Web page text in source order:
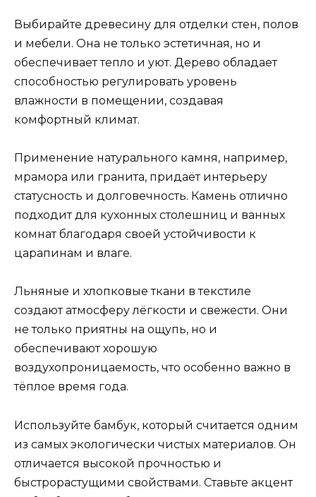
Выбирайте древесину для отделки стен, полов
и мебели. Она не только эстетичная, но и
обеспечивает тепло и уют. Дерево обладает
способностью регулировать уровень
влажности в помещении, создавая
комфортный климат.
Применение натурального камня, например,
мрамора или гранита, придаёт интерьеру
статусность и долговечность. Камень отлично
подходит для кухонных столешниц и ванных
комнат благодаря своей устойчивости к
царапинам и влаге.
Льняные и хлопковые ткани в текстиле
создают атмосферу лёгкости и свежести. Они
не только приятны на ощупь, но и
обеспечивают хорошую
воздухопроницаемость, что особенно важно в
тёплое время года.
Используйте бамбук, который считается одним
из самых экологически чистых материалов. Он
отличается высокой прочностью и
быстрорастущими свойствами. Ставьте акцент